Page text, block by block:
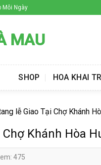
Mỗi Ngày
MAU
SHOP HOA KHAI
lễ Giao Tại Chợ Khánh
Khánh Hòa
475